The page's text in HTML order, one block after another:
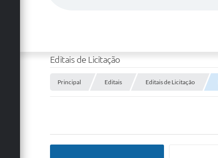
Editais de Licitação
Principal Editais Editais de Licitação